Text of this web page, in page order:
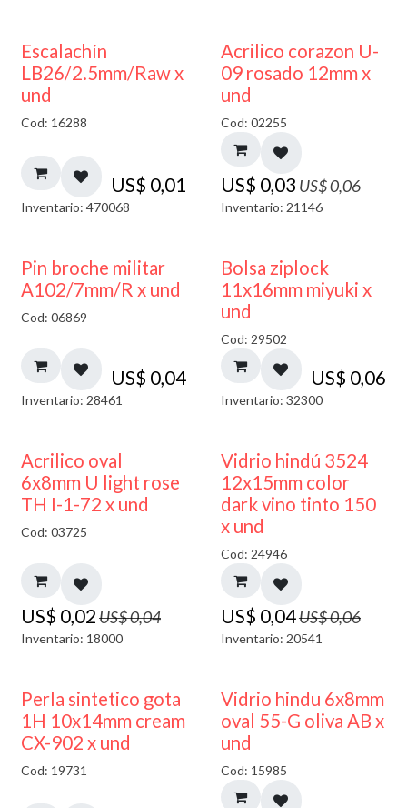
Escalachín
LB26/2.5mm/Raw x
und
Cod: 16288
US$ 0,01
Inventario: 470068
50% DESCUENTO
Acrilico corazon U-
09 rosado 12mm x
und
Cod: 02255
US$ 0,03US$0,06
Inventario: 21146
Pin broche militar
A102/7mm/R x und
Cod: 06869
US$ 0,04
Inventario: 28461
¡NUEVO!
Bolsa ziplock
11x16mm miyuki x
und
Cod: 29502
US$ 0,06
Inventario: 32300
50% DESCUENTO
Acrilico oval
6x8mm U light rose
TH I-1-72 x und
Cod: 03725
US$ 0,02US$0,04
Inventario: 18000
40% DESCUENTO
Vidrio hindú 3524
12x15mm color
dark vino tinto 150
x und
Cod: 24946
US$ 0,04US$0,06
Inventario: 20541
Perla sintetico gota
1H 10x14mm cream
CX-902 x und
Cod: 19731 50% DESCUENTO
Vidrio hindu 6x8mm
oval 55-G oliva AB x
und
Cod: 15985